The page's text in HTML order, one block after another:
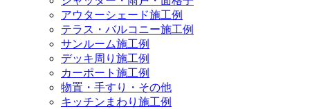
アウターシェード施工例
テラス・バルコニー施工例
サンルーム施工例
デッキ周り施工例
カーポート施工例
物置・手すり・その他
キッチンまわり施工例